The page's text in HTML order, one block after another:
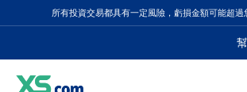
所有投資交易都具有一定風險，虧損金額可能超過